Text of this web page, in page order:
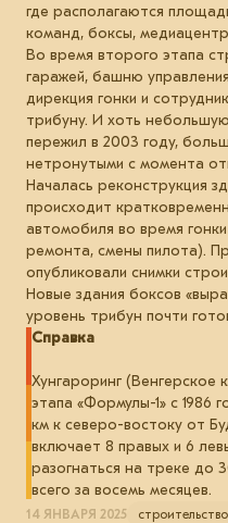
где располагаются
команд, боксы,
Во время второго этапа
гаражей, башню
дирекция гонки и
трибуну. И хоть
пережил в 2003 году,
нетронутыми с момента
Началась реконструкция
происходит
автомобиля во время
ремонта, смены пилота).
опубликовали снимки
Новые здания боксов
уровень трибун почти
Справка
Хунгароринг (Венгерское
этапа «Формулы-1» с 1986
км к северо-востоку от
включает 8 правых и 6
разогнаться на треке до
всего за восемь месяцев.
14 ЯНВАРЯ 2025 строительство